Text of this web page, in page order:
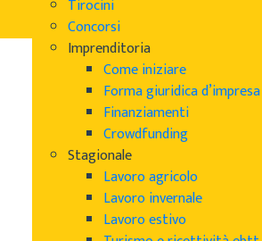
Tirocini
Concorsi
Imprenditoria
Come iniziare
Forma giuridica d’impresa
Finanziamenti
Crowdfunding
Stagionale
Lavoro agricolo
Lavoro invernale
Lavoro estivo